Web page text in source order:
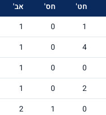
חט' חס' אב'
1
0
1
4
0
1
0
0
1
2
0
1
0
1
2